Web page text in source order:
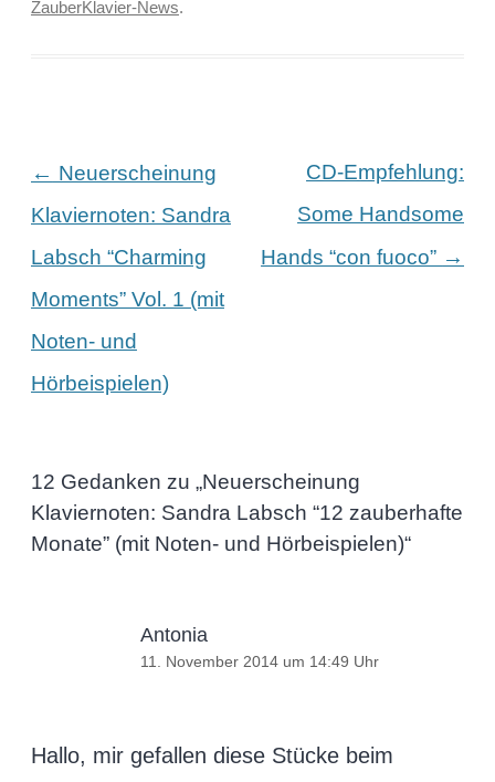
ZauberKlavier-News.
Beitragsnavigation
← Neuerscheinung
Klaviernoten: Sandra
Labsch “Charming
Moments” Vol. 1 (mit
Noten- und
Hörbeispielen)
CD-Empfehlung:
Some Handsome
Hands “con fuoco” →
12 Gedanken zu „Neuerscheinung
Klaviernoten: Sandra Labsch “12 zauberhafte
Monate” (mit Noten- und Hörbeispielen)“
Antonia
11. November 2014 um 14:49 Uhr
Hallo, mir gefallen diese Stücke beim